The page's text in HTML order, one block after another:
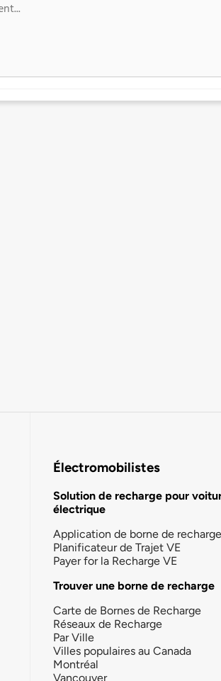
Électromobilistes
Solution de recharge pour
électrique
Application de borne de recharge
Planificateur de Trajet VE
Payer for la Recharge VE
Trouver une borne de recharge
Carte de Bornes de Recharge
Réseaux de Recharge
Par Ville
Villes populaires au Canada
Montréal
Vancouver